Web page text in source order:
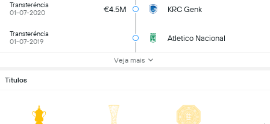
Transferéncia
01-07-2020
€4.5M KRC Genk
Transferéncia
01-07-2019
Atletico Nacional
Veja mais
Titulos